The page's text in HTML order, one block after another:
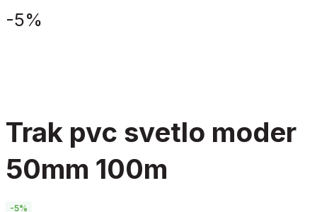
-5%
trak pvc svetlo moder
50mm 100m
-5%